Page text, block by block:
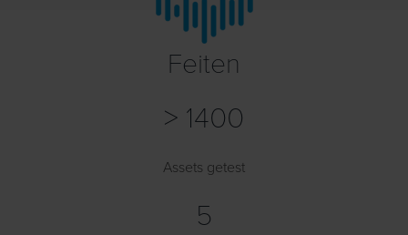
Feiten
> 1400
Assets getest
5